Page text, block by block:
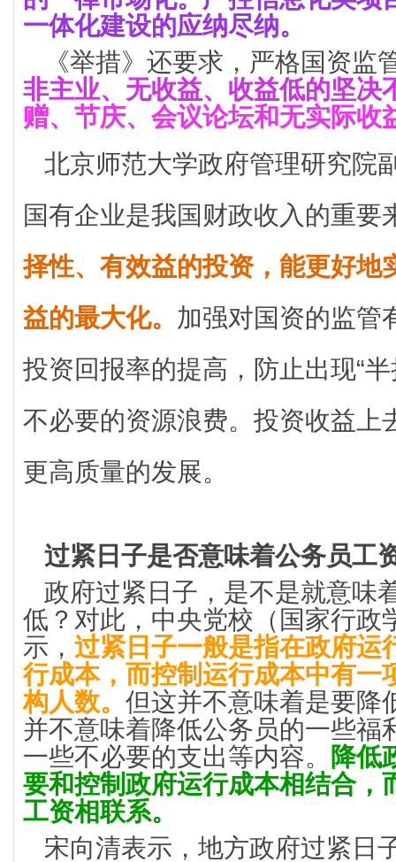
一体化建设的应纳尽纳。
《举措》还要求，严格国资监
非主业、无收益、收益低的坚决
赠、节庆、会议论坛和无实际收
北京师范大学政府管理研究院
国有企业是我国财政收入的重要
择性、有效益的投资，能更好地
益的最大化。 加强对国资的监管
投资回报率的提高，防止出现“
不必要的资源浪费。投资收益上
更高质量的发展。
过紧日子是否意味着公务员工
政府过紧日子，是不是就意味
低？对此，中央党校（国家行政
示， 过紧日子一般是指在政府运
行成本，而控制运行成本中有一
构人数。 但这并不意味着是要降
并不意味着降低公务员的一些福
一些不必要的支出等内容。
降低
要和控制政府运行成本相结合，
工资相联系。
宋向清表示，地方政府过紧日